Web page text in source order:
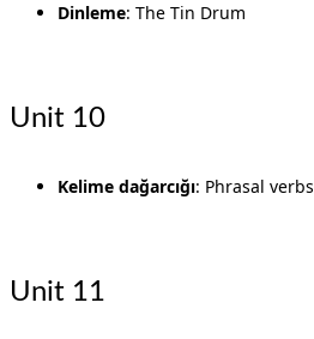
Dinleme: The Tin Drum
Unit 10
Kelime dağarcığı: Phrasal verbs
Unit 11